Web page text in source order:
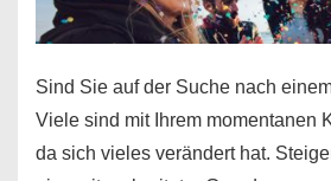
Sind Sie auf der Suche nach
Viele sind mit Ihrem momentanen
da sich vieles verändert hat.